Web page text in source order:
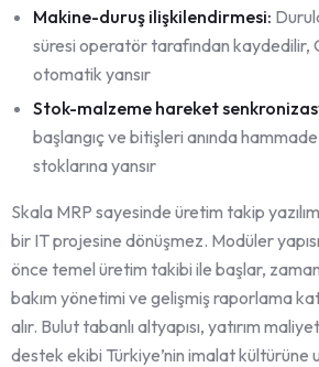
Makine-duruş ilişkilendirmesi:
süresi operatör tarafından kaydedilir,
otomatik yansır
Stok-malzeme hareket
başlangıç ve bitişleri anında
stoklarına yansır
Skala MRP sayesinde üretim takip
bir IT projesine dönüşmez. Modüler
önce temel üretim takibi ile başlar,
bakım yönetimi ve gelişmiş raporlama
alır. Bulut tabanlı altyapısı, yatırım
destek ekibi Türkiye’nin imalat kültürüne